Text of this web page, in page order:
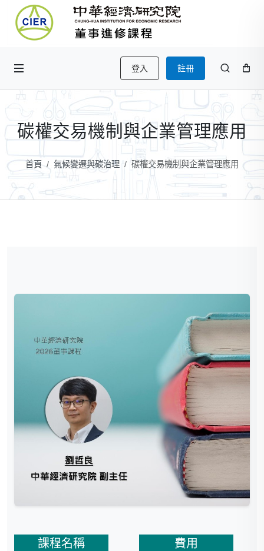
登入 註冊
碳權交易機制與企業管理應用
首頁 氣候變遷與碳治理 碳權交易機制與企業管理應用
課程名稱 費用